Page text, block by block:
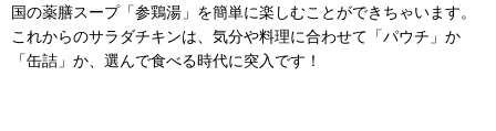
国の薬膳スープ「参鶏湯」を簡単に楽しむことができちゃいます。
これからのサラダチキンは、気分や料理に合わせて「パウチ」か
「缶詰」か、選んで食べる時代に突入です！